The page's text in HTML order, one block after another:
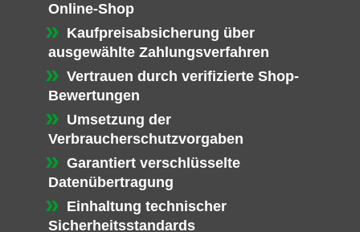
Online-Shop
Kaufpreisabsicherung über
ausgewählte Zahlungsverfahren
Vertrauen durch verifizierte Shop-
Bewertungen
Umsetzung der
Verbraucherschutzvorgaben
Garantiert verschlüsselte
Datenübertragung
Einhaltung technischer
Sicherheitsstandards